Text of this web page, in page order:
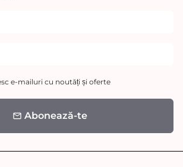
e-mailuri cu noutăți și oferte
email Abonează-te